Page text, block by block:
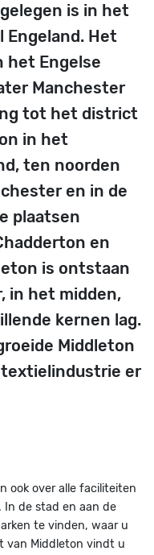
is in het
Engeland. Het
het Engelse
Manchester
tot het district
in het
ten noorden
en in de
plaatsen
en
is ontstaan
in het midden,
kernen lag.
Middleton
textielindustrie er
ook over alle faciliteiten
de stad en aan de
te vinden, waar u
van Middleton vindt u